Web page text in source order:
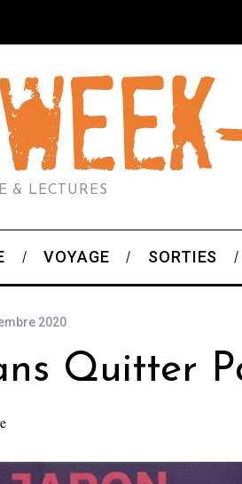
& LECTURES
VOYAGE SORTIES
2020
Quitter